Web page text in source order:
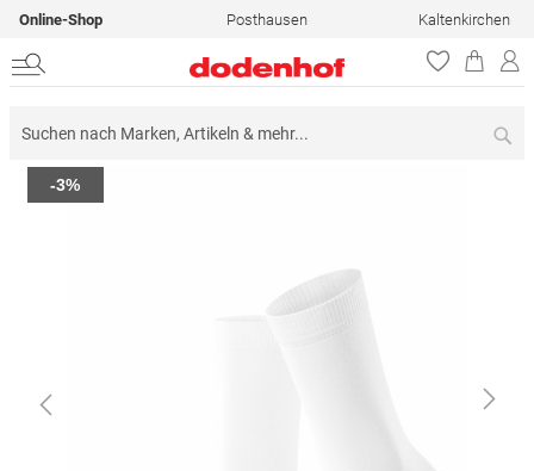
Online-Shop Posthausen Kaltenkirchen
Zum
Ende
-3%